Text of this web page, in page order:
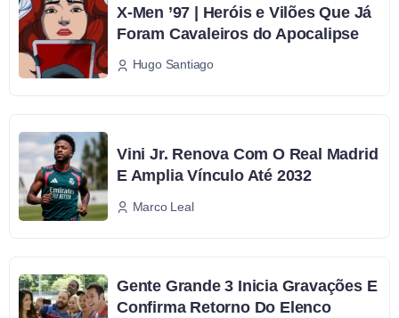
X-Men ’97 | Heróis e Vilões Que Já
Foram Cavaleiros do Apocalipse
Hugo Santiago
Vini Jr. Renova Com O Real Madrid
E Amplia Vínculo Até 2032
Marco Leal
Gente Grande 3 Inicia Gravações E
Confirma Retorno Do Elenco